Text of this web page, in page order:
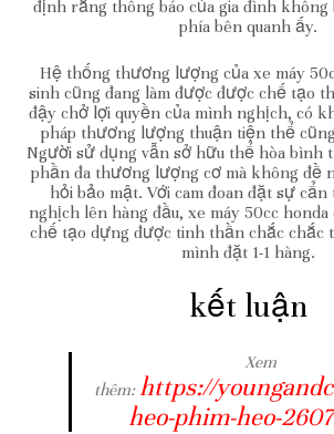
định rằng thông báo của gia đình
phía bên quanh ấy.
Hệ thống thương lượng của xe máy
sinh cũng đang làm được được chế tạo
đậy chở lợi quyền của mình nghịch, có
pháp thương lượng thuận tiện thể
Người sử dụng vẫn sở hữu thể hòa bình
phần đa thương lượng cơ mà không đề
hỏi bảo mật. Với cam đoan đặt sự
nghịch lên hàng đầu, xe máy 50cc
chế tạo dựng được tinh thần chắc chắc
mình đặt 1-1 hàng.
kết luận
Xem
thêm: https://
heo-phim-heo-